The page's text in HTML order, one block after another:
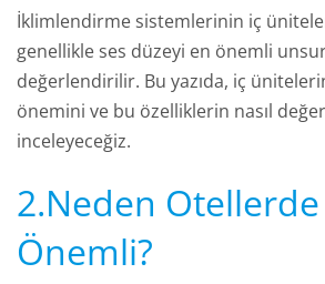
İklimlendirme sistemlerinin iç
genellikle ses düzeyi en önemli
değerlendirilir. Bu yazıda, iç
önemini ve bu özelliklerin nasıl
inceleyeceğiz.
2.Neden Otellerde
Önemli?